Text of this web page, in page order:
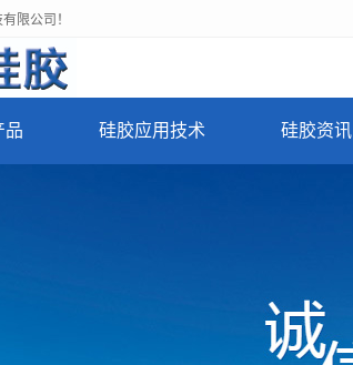
限公司！
品 硅胶应用技术 硅胶资讯